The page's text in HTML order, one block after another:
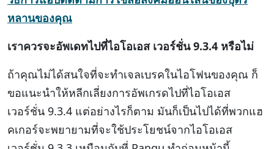
หลานของคุณ
เราควรจะอัพเดทไปที่ไอโอเอส เวอร์ชั่น 9.3.4 หรือไม่
ถ้าคุณไม่ได้สนใจที่จะทำเจลเบรคในไอโฟนของคุณ ก็
ขอแนะนำให้หลีกเลี่ยงการอัพเกรดไปที่ไอโอเอส
เวอร์ชั่น 9.3.4 แต่อย่างไรก็ตาม มันก็เป็นไปได้ที่พวกแฮ
คเกอร์จะพยายามที่จะใช้ประโยชน์จากไอโอเอส